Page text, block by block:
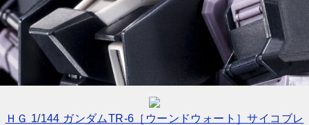
ＨＧ 1/144 ガンダムTR-6［ウーンドウォート］サイコブレ